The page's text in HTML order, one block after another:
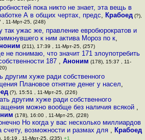
пока никто не знает, эта вещь в
А в общих чертах, предс, Крабоед (?),
, 11-Мрт-25, (248)
так ужас же, правление евробюрократов и
к ним актива Мороз по к,
(211), 17:39 , 11-Мрт-25, (257)
не понимаю, что значит 171 злоупотребить
187 , Аноним (178), 15:37 , 11-
другим хуже ради собственного
Плановое отнятие денег у насел,
(?), 15:51 , 11-Мрт-25, (226)
другим хуже ради собственного
можно вообще без наличия всякой ,
(178), 16:00 , 11-Мрт-25, (228)
Но когда у вас несколько миллиардов
счету, возможности и размах для , Крабоед
16:19 , 11-Мрт-25, (235) +1